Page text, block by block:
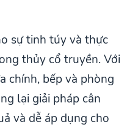
sự tinh túy và thực
thủy cổ truyền. Với
chính, bếp và phòng
lại giải pháp cân
và dễ áp dụng cho